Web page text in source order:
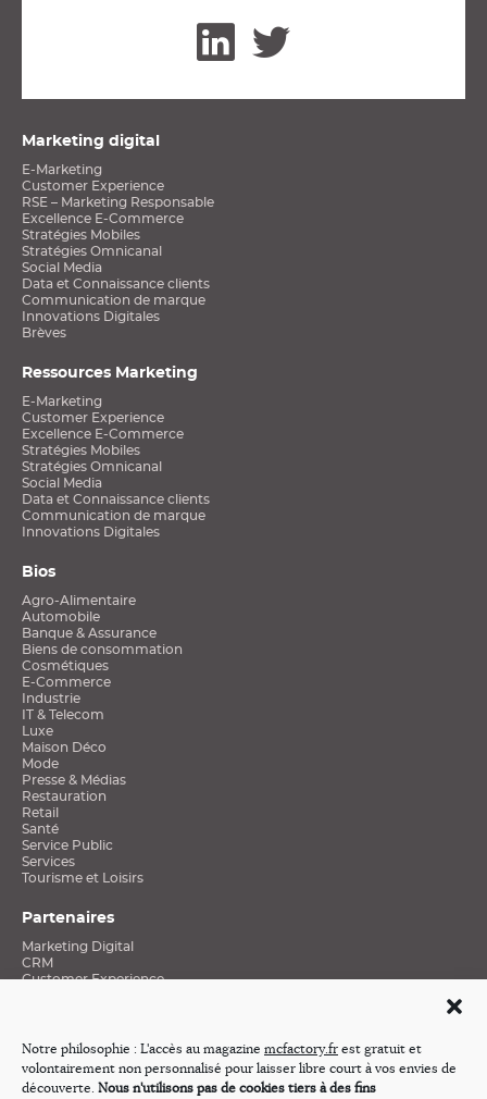
Notre philosophie : L'accès au magazine mcfactory.fr est gratuit et
volontairement non personnalisé pour laisser libre court à vos envies de
découverte. Nous n'utilisons pas de cookies tiers à des fins
Marketing digital
E-Marketing
Customer Experience
RSE – Marketing Responsable
Excellence E-Commerce
Stratégies Mobiles
Stratégies Omnicanal
Social Media
Data et Connaissance clients
Communication de marque
Innovations Digitales
Brèves
Ressources Marketing
E-Marketing
Customer Experience
Excellence E-Commerce
Stratégies Mobiles
Stratégies Omnicanal
Social Media
Data et Connaissance clients
Communication de marque
Innovations Digitales
Bios
Agro-Alimentaire
Automobile
Banque & Assurance
Biens de consommation
Cosmétiques
E-Commerce
Industrie
IT & Telecom
Luxe
Maison Déco
Mode
Presse & Médias
Restauration
Retail
Santé
Service Public
Services
Tourisme et Loisirs
Partenaires
Marketing Digital
CRM
Customer Experience
Excellence E-Commerce
Médias
Revue de presse
Linkedin